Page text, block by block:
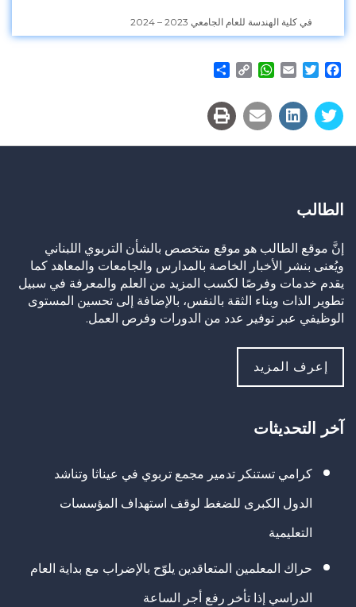
في كلية الهندسة للعام الجامعي 2023 – 2024
Facebook
Twitter
Email
WhatsApp
Copy
الطالب
إنَّ موقع الطالب هو موقع متخصص بالشأن التربوي اللبناني
ويُعنى بنشر الأخبار الخاصة بالمدارس والجامعات والمعاهد كما
يقدم خدمات وفرصًا لكسب المزيد من العلم والمعرفة في سبيل
تطوير الذات وبناء الثقة بالنفس، بالإضافة إلى تحسين المستوى
الوظيفي عبر توفير عدد من الدورات وفرص العمل.
إعرف المزيد
آخر التحديثات
كرامي تستنكر تدمير مجمع تربوي في عيناثا وتناشد
الدول الكبرى للضغط لوقف استهداف المؤسسات
التعليمية
حراك المعلمين المتعاقدين يلوّح بالإضراب مع بداية العام
الدراسي إذا تأخر رفع أجر الساعة